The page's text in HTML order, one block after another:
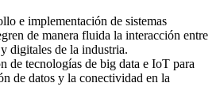
e implementación de sistemas
de manera fluida la interacción entre
digitales de la industria.
de tecnologías de big data e IoT para
de datos y la conectividad en la